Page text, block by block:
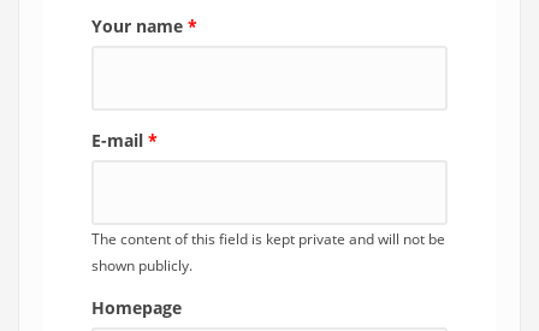
Your name *
E-mail *
The content of this field is kept private and will not be
shown publicly.
Homepage